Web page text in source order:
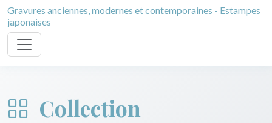
Gravures anciennes, modernes et contemporaines - Estampes
japonaises
Collection